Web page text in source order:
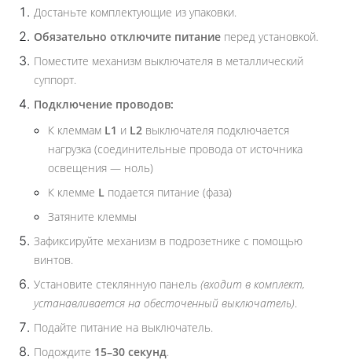
Достаньте комплектующие из упаковки.
Обязательно отключите питание перед установкой.
Поместите механизм выключателя в металлический
суппорт.
Подключение проводов:
К клеммам L1 и L2 выключателя подключается
нагрузка (соединительные провода от источника
освещения — ноль)
К клемме L подается питание (фаза)
Затяните клеммы
Зафиксируйте механизм в подрозетнике с помощью
винтов.
Установите стеклянную панель (входит в комплект,
устанавливается на обесточенный выключатель).
Подайте питание на выключатель.
Подождите 15–30 секунд.